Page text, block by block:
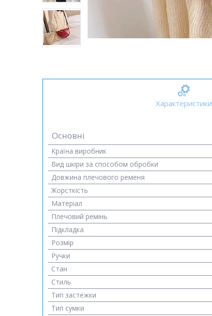
Характеристики
Основні
Країна виробник
Вид шкіри за способом обробки
Довжина плечового ременя
Жорсткість
Матеріал
Плечовий ремінь
Підкладка
Розмір
Ручки
Стан
Стиль
Тип застежки
Тип сумки